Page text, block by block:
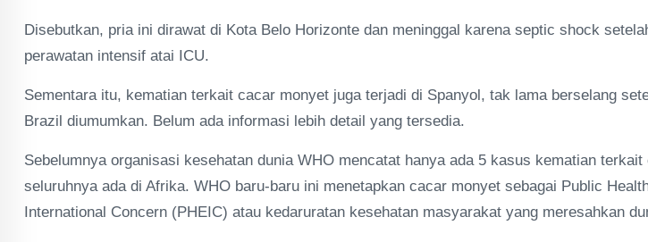
Disebutkan, pria ini dirawat di Kota Belo Horizonte dan meninggal karena septic shock
perawatan intensif atai ICU.
Sementara itu, kematian terkait cacar monyet juga terjadi di Spanyol, tak lama berselang
Brazil diumumkan. Belum ada informasi lebih detail yang tersedia.
Sebelumnya organisasi kesehatan dunia WHO mencatat hanya ada 5 kasus kematian
seluruhnya ada di Afrika. WHO baru-baru ini menetapkan cacar monyet sebagai Public
International Concern (PHEIC) atau kedaruratan kesehatan masyarakat yang meresahkan